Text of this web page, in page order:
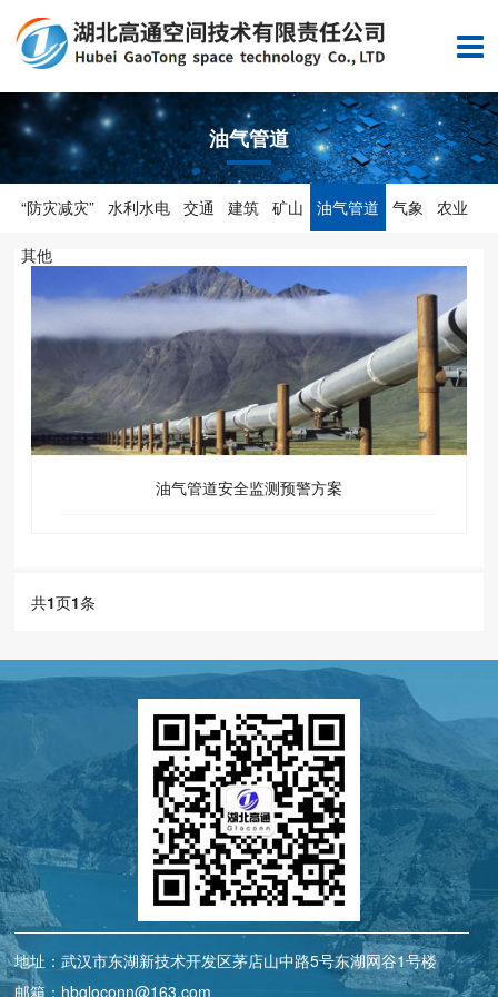
油气管道
“防灾减灾” 水利水电 交通 建筑 矿山 油气管道 气象 农业
其他
油气管道安全监测预警方案
共1页1条
地址：武汉市东湖新技术开发区茅店山中路5号东湖网谷1号楼
邮箱：hbgloconn@163.com